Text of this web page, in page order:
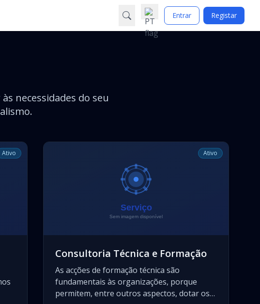
Entrar Registar
necessidades do seu
Ativo Ativo
Consultoria Técnica e Formação
As acções de formação técnica são
fundamentais às organizações, porque
permitem, entre outros aspectos, dotar os